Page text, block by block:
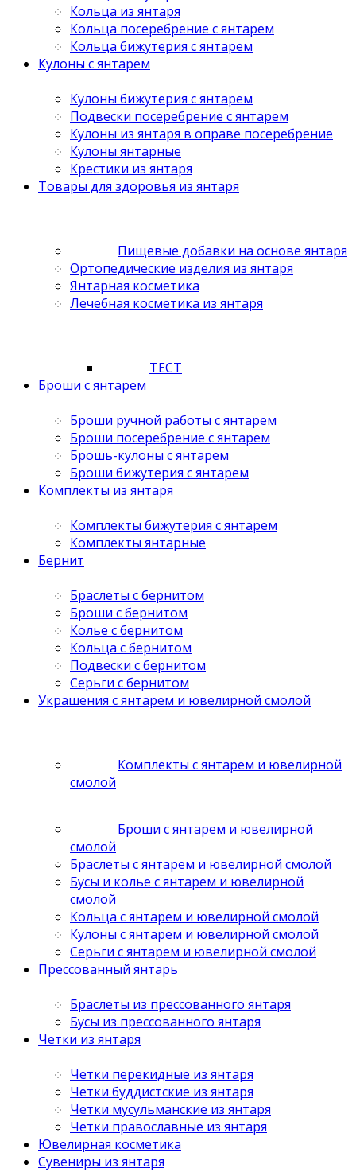
Кольца из янтаря
Кольца посеребрение с янтарем
Кольца бижутерия с янтарем
Кулоны с янтарем
Кулоны бижутерия с янтарем
Подвески посеребрение с янтарем
Кулоны из янтаря в оправе посеребрение
Кулоны янтарные
Крестики из янтаря
Товары для здоровья из янтаря
Пищевые добавки на основе янтаря
Ортопедические изделия из янтаря
Янтарная косметика
Лечебная косметика из янтаря
ТЕСТ
Броши с янтарем
Броши ручной работы с янтарем
Броши посеребрение с янтарем
Брошь-кулоны с янтарем
Броши бижутерия с янтарем
Комплекты из янтаря
Комплекты бижутерия с янтарем
Комплекты янтарные
Бернит
Браслеты с бернитом
Броши с бернитом
Колье с бернитом
Кольца с бернитом
Подвески с бернитом
Серьги с бернитом
Украшения с янтарем и ювелирной смолой
Комплекты с янтарем и ювелирной
смолой
Броши с янтарем и ювелирной
смолой
Браслеты с янтарем и ювелирной смолой
Бусы и колье с янтарем и ювелирной
смолой
Кольца с янтарем и ювелирной смолой
Кулоны с янтарем и ювелирной смолой
Серьги с янтарем и ювелирной смолой
Прессованный янтарь
Браслеты из прессованного янтаря
Бусы из прессованного янтаря
Четки из янтаря
Четки перекидные из янтаря
Четки буддистские из янтаря
Четки мусульманские из янтаря
Четки православные из янтаря
Ювелирная косметика
Сувениры из янтаря